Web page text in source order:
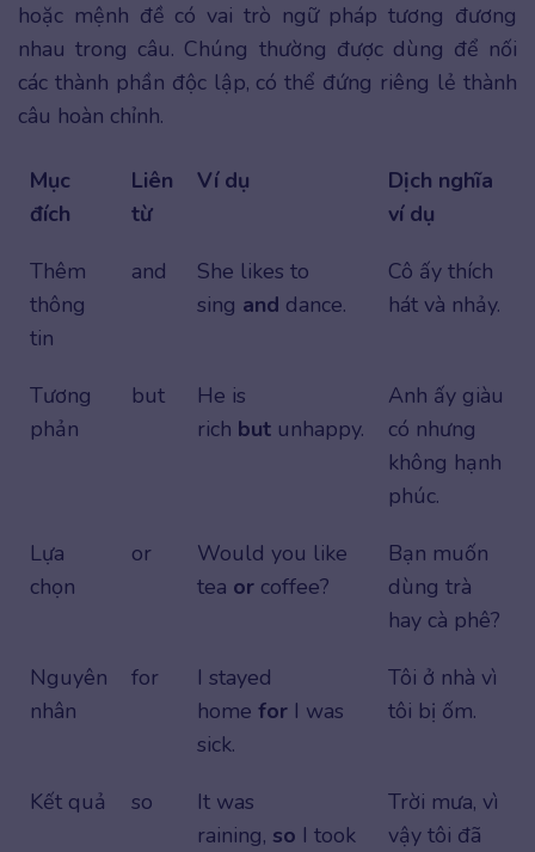
hoặc mệnh đề có vai trò ngữ pháp tương đương
nhau trong câu. Chúng thường được dùng để nối
các thành phần độc lập, có thể đứng riêng lẻ thành
câu hoàn chỉnh.
Mục
đích
Liên
từ
Ví dụ
Dịch nghĩa
ví dụ
Thêm
thông
tin
and
She likes to
sing and dance.
Cô ấy thích
hát và nhảy.
Tương
phản
but
He is
rich but unhappy.
Anh ấy giàu
có nhưng
không hạnh
phúc.
Lựa
chọn
or
Would you like
tea or coffee?
Bạn muốn
dùng trà
hay cà phê?
Nguyên
nhân
for
I stayed
home for I was
sick.
Tôi ở nhà vì
tôi bị ốm.
Kết quả so
It was
raining, so I took
Trời mưa, vì
vậy tôi đã